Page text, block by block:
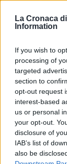
La Cronaca
Information
If you wish to
processing of
targeted
section to
opt-out request
interest-based
us or personal
your opt-out.
disclosure of
IAB’s list of
also be
L’olio di
veniva
di circa 450
sequestro da
proprietario è
deve
rubato